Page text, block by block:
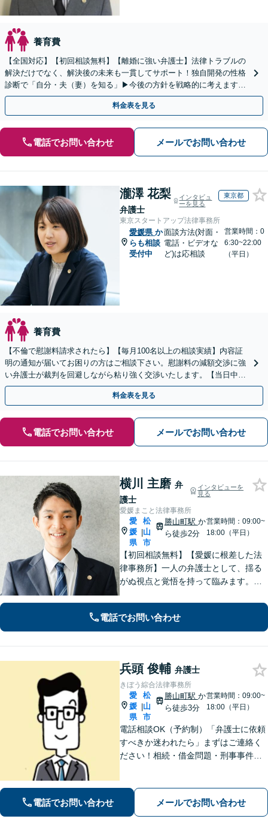
養育費
【全国対応】【初回相談無料】【離婚に強い弁護士】法律トラブルの
解決だけでなく、解決後の未来も一貫してサポート！独自開発の性格
診断で「自分・夫（妻）を知る」▶︎今後の方針を戦略的に考えます！
【休日夜間／オンライン相談OK】
料金表を見る
電話でお問い合わせ メールでお問い合わせ
瀧澤 花梨
弁護士
インタビュ
ーを見る
東京都
東京スタートアップ法律事務所
愛媛県 か
らも相談
受付中
面談方法(対面・
電話・ビデオな
ど)は応相談
営業時間：0
6:30~22:00
（平日）
養育費
【不倫で慰謝料請求されたら】【毎月100名以上の相談実績】内容証
明の通知が届いてお困りの方はご相談下さい。慰謝料の減額交渉に強
い弁護士が裁判を回避しながら粘り強く交渉いたします。【当日中の
相談可(予約制)】【全国対応】
料金表を見る
電話でお問い合わせ メールでお問い合わせ
横川 主磨 弁
護士
インタビューを
見る
愛媛まこと法律事務所
愛
媛
県
|
松
山
市
勝山町駅 か
ら徒歩2分
営業時間：09:00~
18:00（平日）
【初回相談無料】【愛媛に根差した法
律事務所】一人の弁護士として、揺る
がぬ視点と覚悟を持って臨みます。依
見据えて、一人ひとりに合った解決を
目指します。【勝山町駅2分】
電話でお問い合わせ
兵頭 俊輔 弁護士
きぼう綜合法律事務所
愛
媛
県
|
松
山
市
勝山町駅 か
ら徒歩3分
営業時間：09:00~
18:00（平日）
電話相談OK（予約制）「弁護士に依頼
すべきか迷われたら」まずはご連絡く
ださい！相続・借金問題・刑事事件・
談に対応。お気軽にご連絡ください。
【勝山町駅3分】
電話でお問い合わせ メールでお問い合わせ